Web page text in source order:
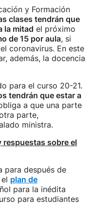
y Formación
clases tendrán que
la mitad el próximo
de 15 por aula, si
coronavirus. En este
además, la docencia
para el curso 20-21.
tendrán que estar a
a que una parte
parte,
ministra.
respuestas sobre el
para después de
plan de
para la inédita
para estudiantes